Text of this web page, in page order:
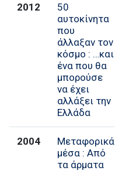
2012
50
αυτοκίνητα
που
άλλαξαν τον
κόσμο : …και
ένα που θα
μπορούσε
να έχει
αλλάξει την
Ελλάδα
2004
Μεταφορικά
μέσα : Από
τα άρματα